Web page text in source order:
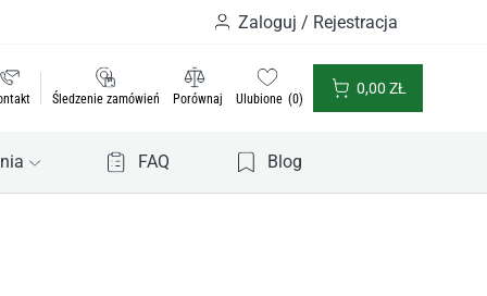
Zaloguj / Rejestracja
Śledzenie zamówień Porównaj Ulubione 0
0,00 ZŁ
FAQ Blog